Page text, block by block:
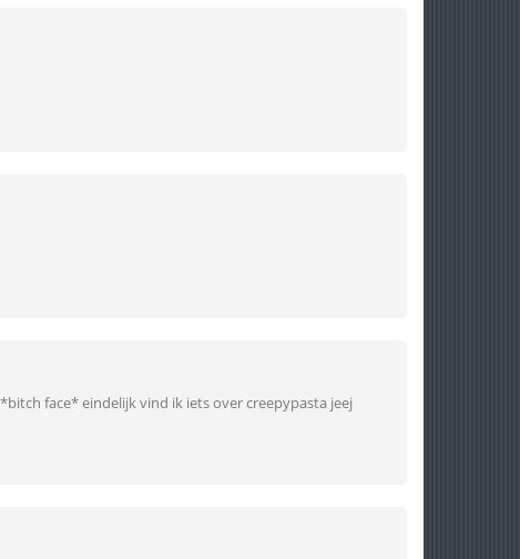
face* eindelijk vind ik iets over creepypasta jeej